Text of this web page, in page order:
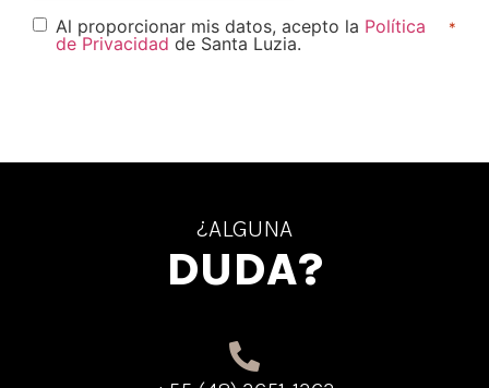
Al proporcionar mis datos, acepto la Política
de Privacidad de Santa Luzia.
*
¿ALGUNA
DUDA?